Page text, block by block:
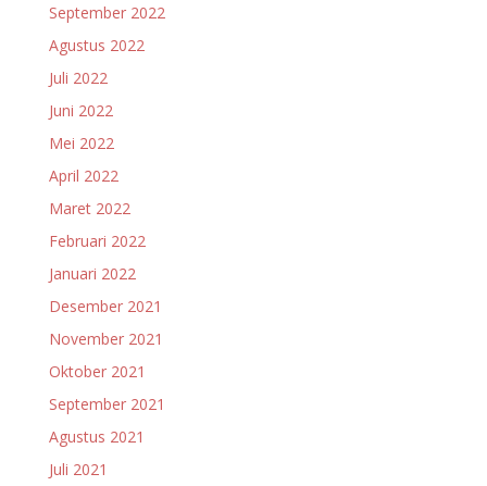
September 2022
Agustus 2022
Juli 2022
Juni 2022
Mei 2022
April 2022
Maret 2022
Februari 2022
Januari 2022
Desember 2021
November 2021
Oktober 2021
September 2021
Agustus 2021
Juli 2021